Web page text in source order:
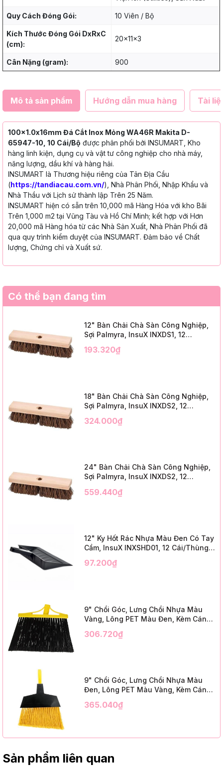
Quy Cách Đóng Gói: 10 Viên / Bộ
Kích Thước Đóng Gói DxRxC
(cm):
20x11x3
Cân Nặng (gram): 900
Mô tả sản phẩm Hướng dẫn mua hàng Tài
100x1.0x16mm Đá Cắt Inox Mỏng WA46R Makita D-
65947-10, 10 Cái/Bộ được phân phối bởi INSUMART, Kho
hàng linh kiện, dụng cụ và vật tư công nghiệp cho nhà máy,
năng lượng, dầu khí và hàng hải.
INSUMART là Thương hiệu riêng của Tân Địa Cầu
(https://tandiacau.com.vn/), Nhà Phân Phối, Nhập Khẩu và
Nhà Thầu với Lịch sử thành lập Trên 25 Năm.
INSUMART hiện có sẵn trên 10,000 mã Hàng Hóa với kho Bãi
Trên 1,000 m2 tại Vũng Tàu và Hồ Chí Minh; kết hợp với Hơn
20,000 mã Hàng hóa từ các Nhà Sản Xuất, Nhà Phân Phối đã
qua quy trình kiểm duyệt của INSUMART. Đảm bảo về Chất
lượng, Chứng chỉ và Xuất sứ.
Có thể bạn đang tìm
12" Bàn Chải Chà Sàn Công Nghiệp,
Sợi Palmyra, InsuX INXDS1, 12
Trim)
193.320₫
18" Bàn Chải Chà Sàn Công Nghiệp,
Sợi Palmyra, InsuX INXDS2, 12
Trim)
324.000₫
24" Bàn Chải Chà Sàn Công Nghiệp,
Sợi Palmyra, InsuX INXDS2, 12
3" Trim)
559.440₫
12" Ky Hốt Rác Nhựa Màu Đen Có Tay
Cầm, InsuX INXSHD01, 12 Cái/Thùng,
Black Plastic)
97.200₫
9" Chổi Góc, Lưng Chổi Nhựa Màu
Vàng, Lông PET Màu Đen, Kèm Cán
12 Bộ/Thùng (9" Angle Broom, Yellow
306.720₫
9" Chổi Góc, Lưng Chổi Nhựa Màu
Đen, Lông PET Màu Vàng, Kèm Cán
12 Bộ/Thùng (9" Angle Broom, Black
365.040₫
Sản phẩm liên quan